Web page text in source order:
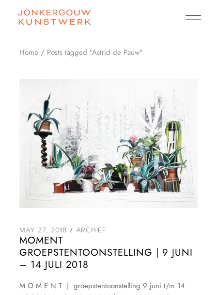
content
Home Posts tagged "Astrid de Pauw"
MAY 27, 2018 ARCHIEF
MOMENT
GROEPSTENTOONSTELLING | 9 JUNI
– 14 JULI 2018
M O M E N T | groepstentoonstelling 9 juni t/m 14